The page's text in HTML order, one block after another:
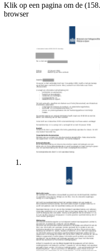
Klik op een pagina om de
browser